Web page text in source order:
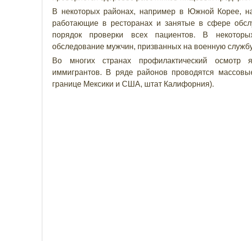
В некоторых районах, например в Южной Корее,
работающие в ресторанах и занятые в сфере
порядок проверки всех пациентов. В
обследование мужчин, призванных на военную
Во многих странах профилактический осмотр
иммигрантов. В ряде районов проводятся
границе Мексики и США, штат Калифорния).